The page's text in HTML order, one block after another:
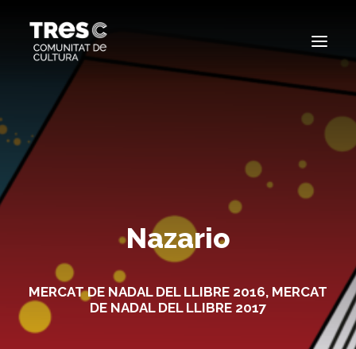
EDICIONS ANTERIORS
Nazario
MERCAT DE NADAL DEL LLIBRE 2016, MERCAT
DE NADAL DEL LLIBRE 2017